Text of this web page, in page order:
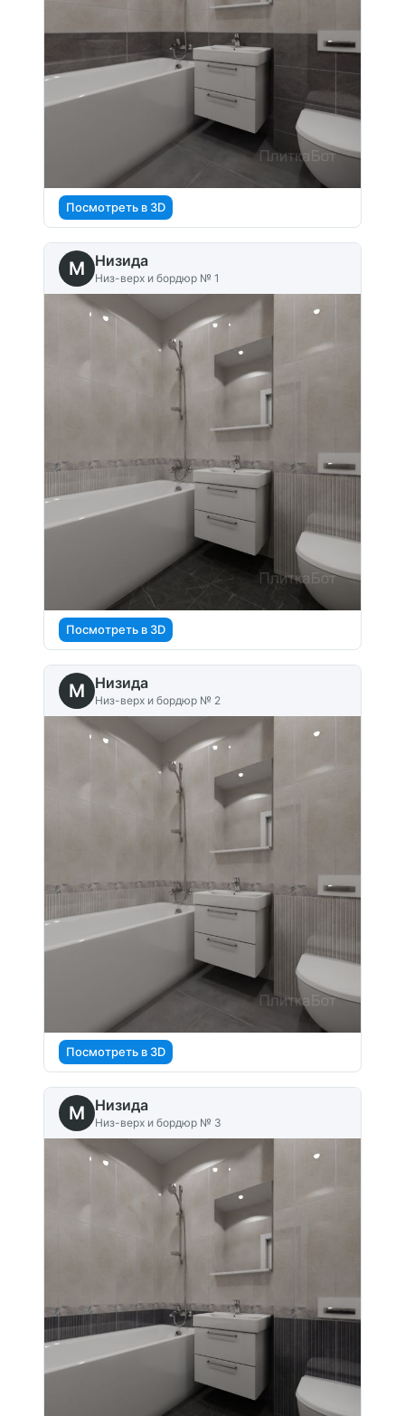
Посмотреть в 3D
M Низида
Низ-верх и бордюр № 1
Посмотреть в 3D
M Низида
Низ-верх и бордюр № 2
Посмотреть в 3D
M Низида
Низ-верх и бордюр № 3